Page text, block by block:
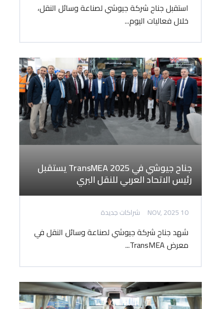
استقبل جناح شركة جيوشي لصناعة وسائل النقل،
خلال فعاليات اليوم...
جناح جيوشي في TransMEA 2025 يستقبل
رئيس الاتحاد العربي للنقل البري
10 NOV, 2025 شراكات جديدة
شهد جناح شركة جيوشي لصناعة وسائل النقل في
معرض TransMEA...